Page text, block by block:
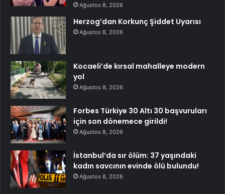
Ağustos 8, 2026
Herzog’dan Korkunç Şiddet Uyarısı
Ağustos 8, 2026
Kocaeli’de kırsal mahalleye modern
yol
Ağustos 8, 2026
Forbes Türkiye 30 Altı 30 başvuruları
için son dönemece girildi!
Ağustos 8, 2026
İstanbul’da sır ölüm: 37 yaşındaki
kadın savcının evinde ölü bulundu!
Ağustos 8, 2026